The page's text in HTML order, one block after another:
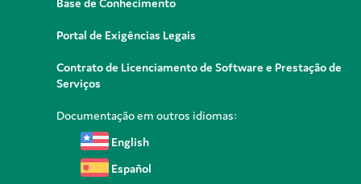
Portal de Exigências Legais
Contrato de Licenciamento de Software e Prestação de
Serviços
Documentação em outros idiomas:
English
Español